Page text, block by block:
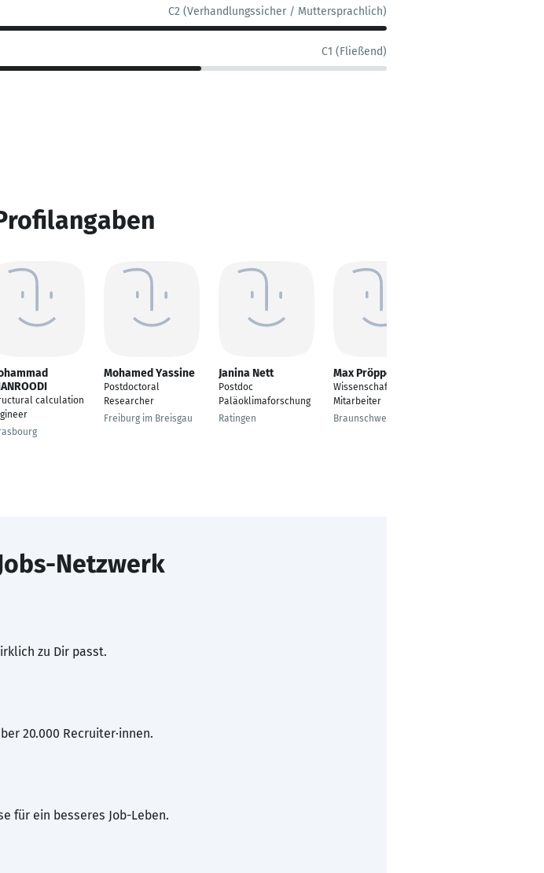
C2 (Verhandlungssicher / Muttersprachlich)
C1 (Fließend)
calculation
Mohamed Yassine
Postdoctoral
Researcher
Freiburg im Breisgau
Janina Nett
Postdoc
Paläoklimaforschung
Ratingen
Max Pröpper
Wissenschaftlicher
Mitarbeiter
Braunschweig
Netzwerk
zu Dir passt.
20.000 Recruiter·innen.
für ein besseres Job-Leben.